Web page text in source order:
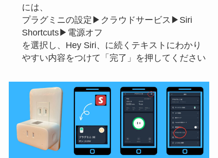
には、
プラグミニの設定▶クラウドサービス▶Siri
Shortcuts▶電源オフ
を選択し、Hey Siri、に続くテキストにわかり
やすい内容をつけて「完了」を押してください